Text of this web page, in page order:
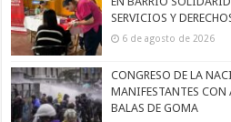
SERVICIOS Y
6 de agosto de 2026
CONGRESO DE LA
MANIFESTANTES
BALAS DE GOMA